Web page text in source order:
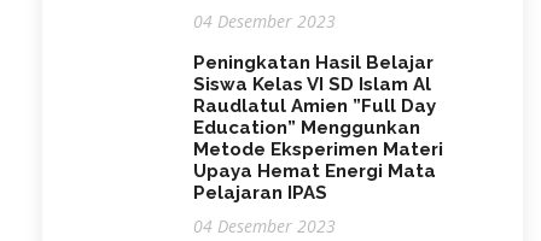
04 Desember 2023
Peningkatan Hasil Belajar
Siswa Kelas VI SD Islam Al
Raudlatul Amien ”Full Day
Education” Menggunkan
Metode Eksperimen Materi
Upaya Hemat Energi Mata
Pelajaran IPAS
04 Desember 2023